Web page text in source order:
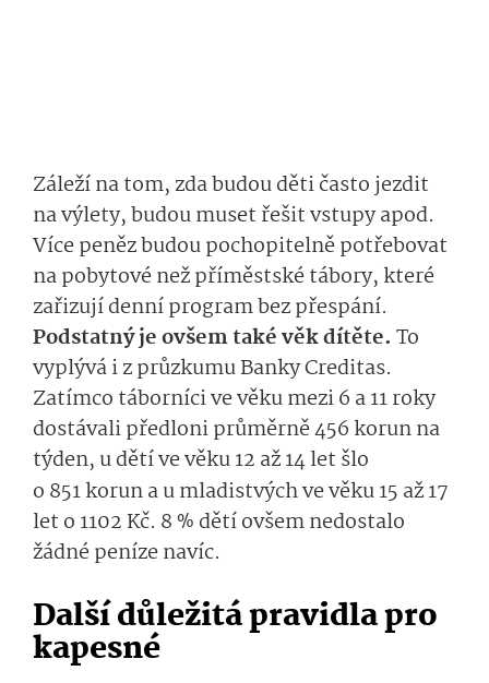
Záleží na tom, zda budou děti často jezdit
na výlety, budou muset řešit vstupy apod.
Více peněz budou pochopitelně potřebovat
na pobytové než příměstské tábory, které
zařizují denní program bez přespání.
Podstatný je ovšem také věk dítěte. To
vyplývá i z průzkumu Banky Creditas.
Zatímco táborníci ve věku mezi 6 a 11 roky
dostávali předloni průměrně 456 korun na
týden, u dětí ve věku 12 až 14 let šlo
o 851 korun a u mladistvých ve věku 15 až17
let o 1102 Kč. 8 % dětí ovšem nedostalo
žádné peníze navíc.
Další důležitá pravidla pro
kapesné